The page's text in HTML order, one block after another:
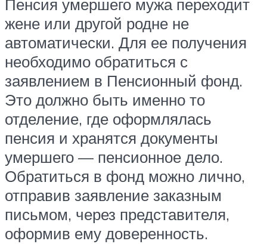
Пенсия умершего мужа переходит
жене или другой родне не
автоматически. Для ее получения
необходимо обратиться с
заявлением в Пенсионный фонд.
Это должно быть именно то
отделение, где оформлялась
пенсия и хранятся документы
умершего — пенсионное дело.
Обратиться в фонд можно лично,
отправив заявление заказным
письмом, через представителя,
оформив ему доверенность.